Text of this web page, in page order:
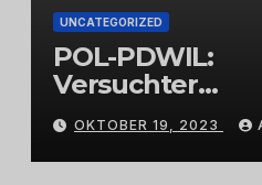
UNCATEGORIZED
POL-PDWIL:
Versuchter
Einbruch im
Gewerbegebiet
Wittlich
OKTOBER 19, 2023